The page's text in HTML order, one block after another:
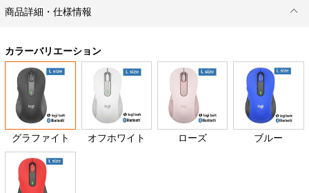
商品詳細・仕様情報
カラーバリエーション
グラファイト オフホワイト ローズ ブルー